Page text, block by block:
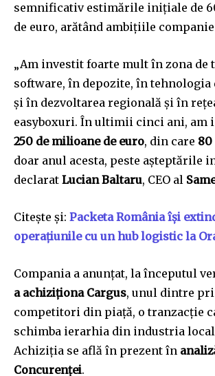
semnificativ estimările inițiale de
de euro, arătând ambițiile
„Am investit foarte mult în zona de
software, în depozite, în tehnologia
și în dezvoltarea regională și în
easyboxuri. În ultimii cinci ani, am
250 de milioane de euro, din care 80
doar anul acesta, peste așteptările
declarat Lucian Baltaru, CEO al
Citește și: Packeta România își
operațiunile cu un hub logistic la
Compania a anunțat, la începutul
a achiziționa Cargus, unul dintre
competitori din piață, o tranzacție
schimba ierarhia din industria
Achiziția se află în prezent în
Concurenței.